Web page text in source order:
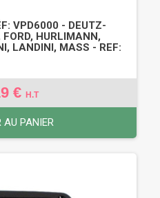
VPD6000 - DEUTZ-
HURLIMANN,
LANDINI, MASS - REF:
€ H.T
AU PANIER